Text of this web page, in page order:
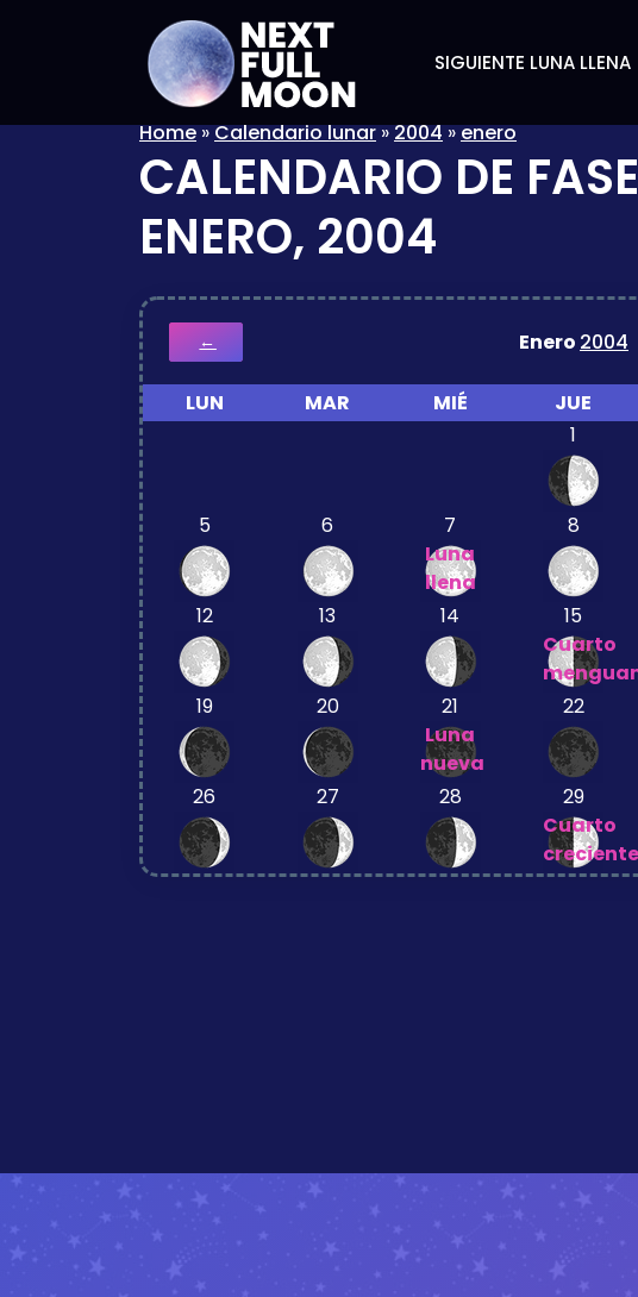
SIGUIENTE LUNA LLENA
Home»Calendario lunar»2004»enero
CALENDARIO DE
ENERO, 2004
← Enero 2004
LUN MAR MIÉ JUE
1
5 6
7
Luna
llena
8
12 13 14
15
Cuarto
19 20
21
Luna
nueva
22
26 27 28
29
Cuarto
creciente